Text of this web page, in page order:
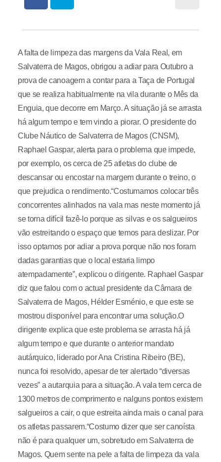
A falta de limpeza das margens da Vala Real, em
Salvaterra de Magos, obrigou a adiar para Outubro a
prova de canoagem a contar para a Taça de Portugal
que se realiza habitualmente na vila durante o Mês da
Enguia, que decorre em Março. A situação já se arrasta
há algum tempo e tem vindo a piorar. O presidente do
Clube Náutico de Salvaterra de Magos (CNSM),
Raphael Gaspar, alerta para o problema que impede,
por exemplo, os cerca de 25 atletas do clube de
descansar ou encostar na margem durante o treino, o
que prejudica o rendimento.“Costumamos colocar três
concorrentes alinhados na vala mas neste momento já
se torna difícil fazê-lo porque as silvas e os salgueiros
vão estreitando o espaço que temos para deslizar. Por
isso optamos por adiar a prova porque não nos foram
dadas garantias que o local estaria limpo
atempadamente”, explicou o dirigente. Raphael Gaspar
diz que falou com o actual presidente da Câmara de
Salvaterra de Magos, Hélder Esménio, e que este se
mostrou disponível para encontrar uma solução.O
dirigente explica que este problema se arrasta há já
algum tempo e que durante o anterior mandato
autárquico, liderado por Ana Cristina Ribeiro (BE),
nunca foi resolvido, apesar de ter alertado “diversas
vezes” a autarquia para a situação. A vala tem cerca de
1300 metros de comprimento e nalguns pontos existem
salgueiros a cair, o que estreita ainda mais o canal para
os atletas passarem.“Costumo dizer que ser canoísta
não é para qualquer um, sobretudo em Salvaterra de
Magos. Quem sente na pele a falta de limpeza da vala